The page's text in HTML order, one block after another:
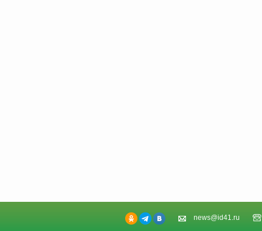
news@id41.ru